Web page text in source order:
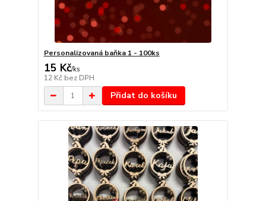
Personalizovaná baňka 1 - 100ks
15 Kč/ks
12 Kč bez DPH
Přidat do košíku